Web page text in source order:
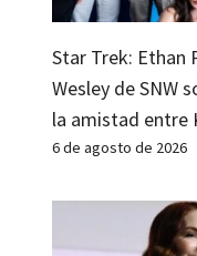
Star Trek: Ethan
Wesley de SNW
la amistad entre
6 de agosto de 2026